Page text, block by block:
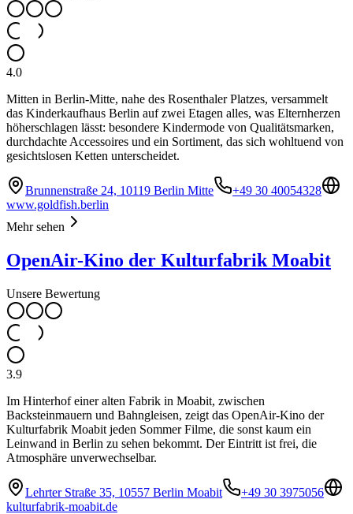
4.0
Mitten in Berlin-Mitte, nahe des Rosenthaler Platzes, versammelt
das Kinderkaufhaus Berlin auf zwei Etagen alles, was Elternherzen
höherschlagen lässt: besondere Kindermode von Qualitätsmarken,
durchdachte Accessoires und ein Sortiment, das sich wohltuend von
gesichtslosen Ketten unterscheidet.
Brunnenstraße 24, 10119 Berlin Mitte
+49 30 40054328
www.goldfish.berlin
Mehr sehen
OpenAir-Kino der Kulturfabrik Moabit
Unsere Bewertung
3.9
Im Hinterhof einer alten Fabrik in Moabit, zwischen
Backsteinmauern und Bahngleisen, zeigt das OpenAir-Kino der
Kulturfabrik Moabit jeden Sommer Filme, die sonst kaum ein
Leinwand in Berlin zu sehen bekommt. Der Eintritt ist frei, die
Atmosphäre unverwechselbar.
Lehrter Straße 35, 10557 Berlin Moabit
+49 30 3975056
kulturfabrik-moabit.de